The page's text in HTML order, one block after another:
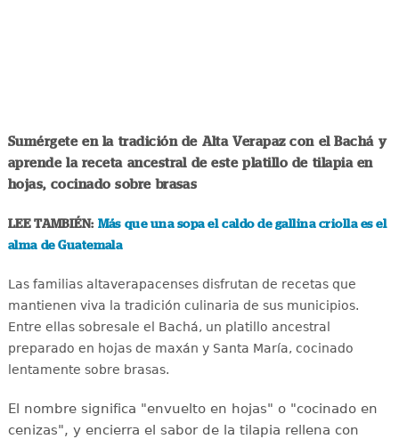
Sumérgete en la tradición de Alta Verapaz con el Bachá y
aprende la receta ancestral de este platillo de tilapia en
hojas, cocinado sobre brasas
LEE TAMBIÉN: Más que una sopa el caldo de gallina criolla es el
alma de Guatemala
Las familias altaverapacenses disfrutan de recetas que
mantienen viva la tradición culinaria de sus municipios.
Entre ellas sobresale el Bachá, un platillo ancestral
preparado en hojas de maxán y Santa María, cocinado
lentamente sobre brasas.
El nombre significa "envuelto en hojas" o "cocinado en
cenizas", y encierra el sabor de la tilapia rellena con